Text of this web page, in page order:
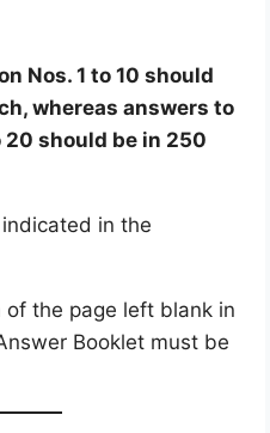
Nos. 1 to 10 should
whereas answers to
20 should be in 250
in the
of the page left blank in
Booklet must be